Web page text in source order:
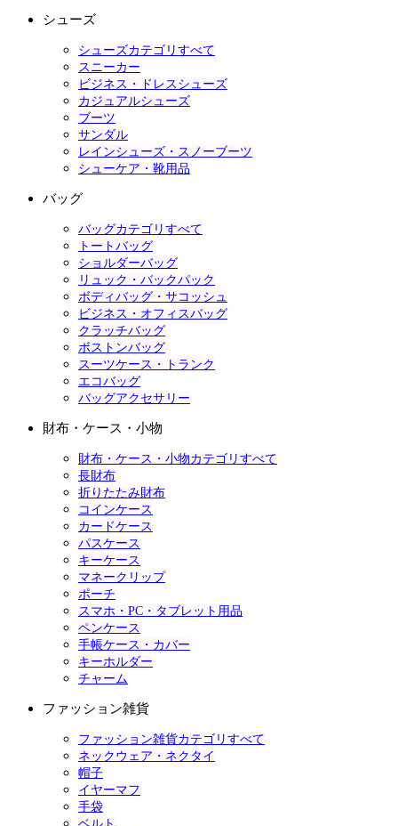
シューズ
シューズカテゴリすべて
スニーカー
ビジネス・ドレスシューズ
カジュアルシューズ
ブーツ
サンダル
レインシューズ・スノーブーツ
シューケア・靴用品
バッグ
バッグカテゴリすべて
トートバッグ
ショルダーバッグ
リュック・バックパック
ボディバッグ・サコッシュ
ビジネス・オフィスバッグ
クラッチバッグ
ボストンバッグ
スーツケース・トランク
エコバッグ
バッグアクセサリー
財布・ケース・小物
財布・ケース・小物カテゴリすべて
長財布
折りたたみ財布
コインケース
カードケース
パスケース
キーケース
マネークリップ
ポーチ
スマホ・PC・タブレット用品
ペンケース
手帳ケース・カバー
キーホルダー
チャーム
ファッション雑貨
ファッション雑貨カテゴリすべて
ネックウェア・ネクタイ
帽子
イヤーマフ
手袋